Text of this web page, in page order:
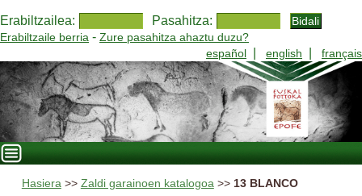
Erabiltzailea: Pasahitza:
Erabiltzaile berria - Zure pasahitza ahaztu duzu?
español
english français
Hasiera>> Zaldi garainoen katalogoa>> 13 BLANCO